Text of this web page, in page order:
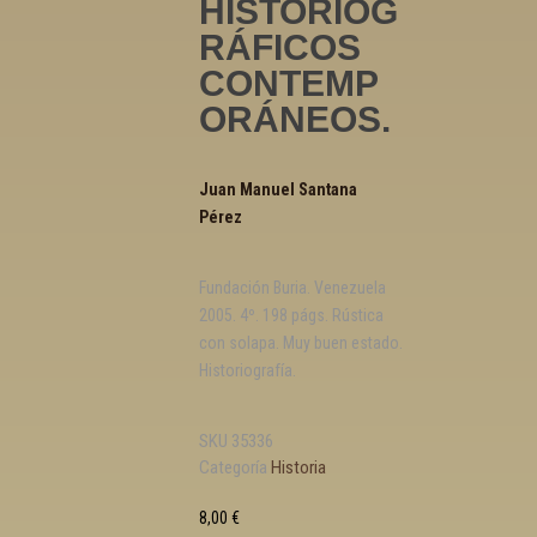
HISTORIOG
RÁFICOS
CONTEMP
ORÁNEOS.
Juan Manuel Santana
Pérez
Fundación Buria. Venezuela
2005. 4º. 198 págs. Rústica
con solapa. Muy buen estado.
Historiografía.
SKU 35336
Categoría Historia
8,00 €